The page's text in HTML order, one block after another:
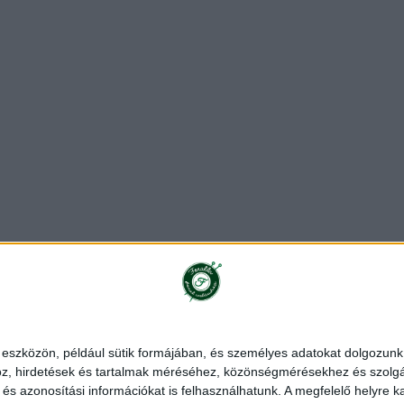
például sütik formájában, és személyes adatokat
hirdetések és tartalmak méréséhez, közönségmérésekhez és
azonosítási információkat is felhasználhatunk. A megfelelő helyre
Rendelés és szállítás Impresszum Partnerünk
Stenli fonal| Alize fonal|Red Heart fonal|Schachenmayr fonal|